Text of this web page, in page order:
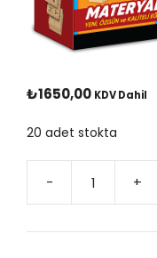
₺1650,00 KDV Dahil
20 adet stokta
- +